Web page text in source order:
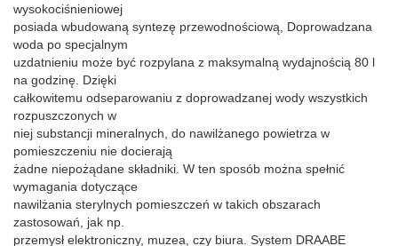
wysokociśnieniowej
posiada wbudowaną syntezę przewodnościową, Doprowadzana
woda po specjalnym
uzdatnieniu może być rozpylana z maksymalną wydajnością 80 l
na godzinę. Dzięki
całkowitemu odseparowaniu z doprowadzanej wody wszystkich
rozpuszczonych w
niej substancji mineralnych, do nawilżanego powietrza w
pomieszczeniu nie docierają
żadne niepożądane składniki. W ten sposób można spełnić
wymagania dotyczące
nawilżania sterylnych pomieszczeń w takich obszarach
zastosowań, jak np.
przemysł elektroniczny, muzea, czy biura. System DRAABE